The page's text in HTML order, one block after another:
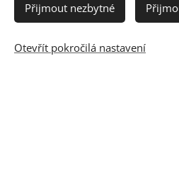
OBCHODNÍ
Přijmout nezbytné
Otevřít pokročilá nastavení